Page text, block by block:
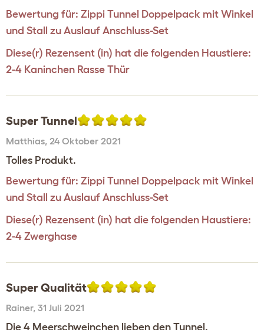
Bewertung für: Zippi Tunnel Doppelpack mit Winkel
und Stall zu Auslauf Anschluss-Set
Diese(r) Rezensent (in) hat die folgenden Haustiere:
2-4 Kaninchen Rasse Thür
Super Tunnel
Matthias, 24 Oktober 2021
Tolles Produkt.
Bewertung für: Zippi Tunnel Doppelpack mit Winkel
und Stall zu Auslauf Anschluss-Set
Diese(r) Rezensent (in) hat die folgenden Haustiere:
2-4 Zwerghase
Super Qualität
Rainer, 31 Juli 2021
Die 4 Meerschweinchen lieben den Tunnel.